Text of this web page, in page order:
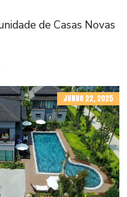
de Casas Novas
JUNHO 22, 2025